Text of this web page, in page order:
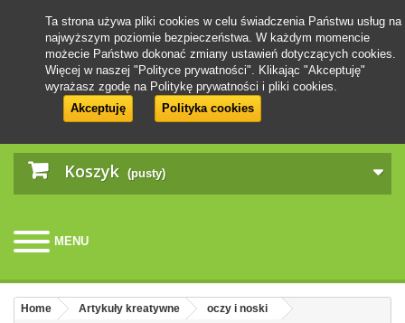
Koszyk (pusty)
MENU
Ta strona używa pliki cookies w celu świadczenia Państwu usług na
najwyższym poziomie bezpieczeństwa. W każdym momencie
możecie Państwo dokonać zmiany ustawień dotyczących cookies.
Więcej w naszej "Polityce prywatności". Klikając "Akceptuję"
wyrażasz zgodę na Politykę prywatności i pliki cookies.
Akceptuję
Polityka cookies
Home Artykuły kreatywne
oczy i noski